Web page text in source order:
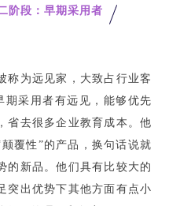
阶段：早期采用者
称为远见家，大致占行业客
期采用者有远见，能够优先
省去很多企业教育成本。他
覆性”的产品，换句话说就
的新品。他们具有比较大的
突出优势下其他方面有点小